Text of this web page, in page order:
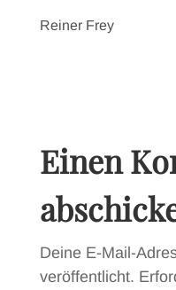
Reiner Frey
Einen
Deine E-Mail-
veröffentlicht.